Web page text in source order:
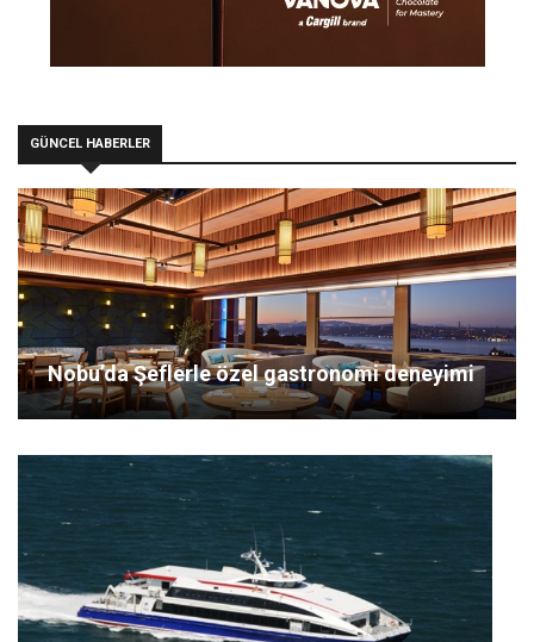
GÜNCEL HABERLER
Nobu’da Şeflerle özel gastronomi deneyimi